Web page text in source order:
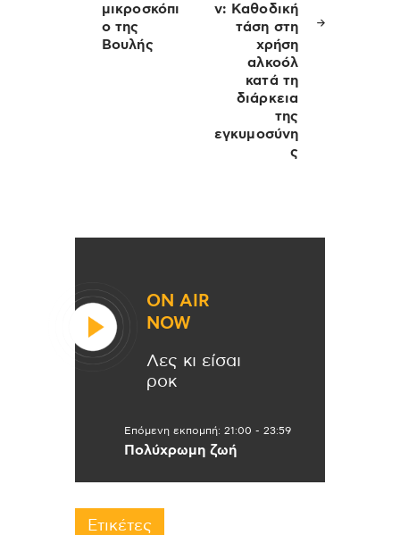
μικροσκόπι
ο της
Βουλής
ν: Καθοδική
τάση στη
χρήση
αλκοόλ
κατά τη
διάρκεια
της
εγκυμοσύνη
ς
ON AIR
NOW
Λες κι είσαι
ροκ
Επόμενη εκπομπή: 21:00 - 23:59
Πολύχρωμη ζωή
Ετικέτες